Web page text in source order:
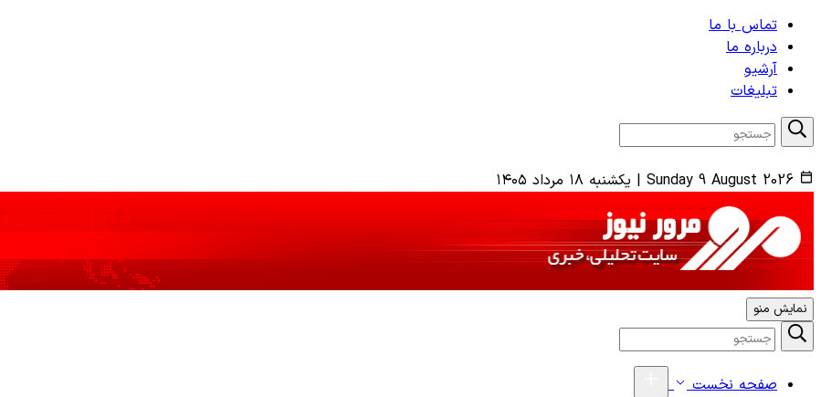
تماس با ما
درباره ما
آرشیو
تبلیغات
Sunday 9 August 2026
| یکشنبه ۱۸ مرداد ۱۴۰۵
نمایش منو
صفحه نخست